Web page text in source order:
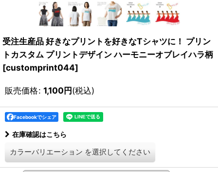
受注生産品 好きなプリントを好きなTシャツに！ プリン
トカスタム プリントデザイン ハーモニーオブレイハラ柄
[customprint044]
販売価格: 1,100円(税込)
Facebookでシェア
在庫確認はこちら
カラーバリエーション を選択してください